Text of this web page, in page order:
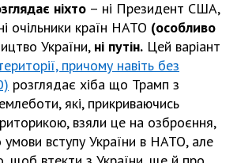
ніхто – ні Президент США,
очільники країн НАТО (особливо
України, ні путін. Цей варіант
причому навіть без
розглядає хіба що Трамп з
які, прикриваючись
взяли це на озброєння,
вступу України в НАТО, але